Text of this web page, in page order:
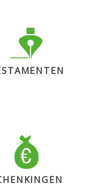
dat het aan
eerder dan in
2002 niet
als een
van de
na